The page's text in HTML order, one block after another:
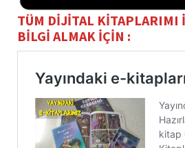
TÜM DİJİTAL KİTAPLARIMI
BİLGİ ALMAK İÇİN :